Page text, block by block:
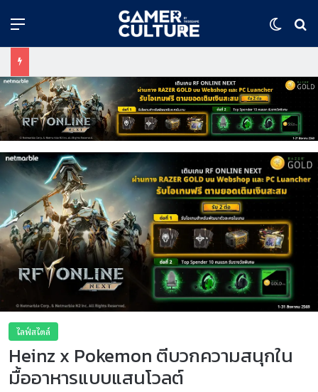
Menu
ไลฟ์สไตล์
Heinz x Pokemon ตีบวกความสนุกใน
มื้ออาหารแบบแสนโวลต์